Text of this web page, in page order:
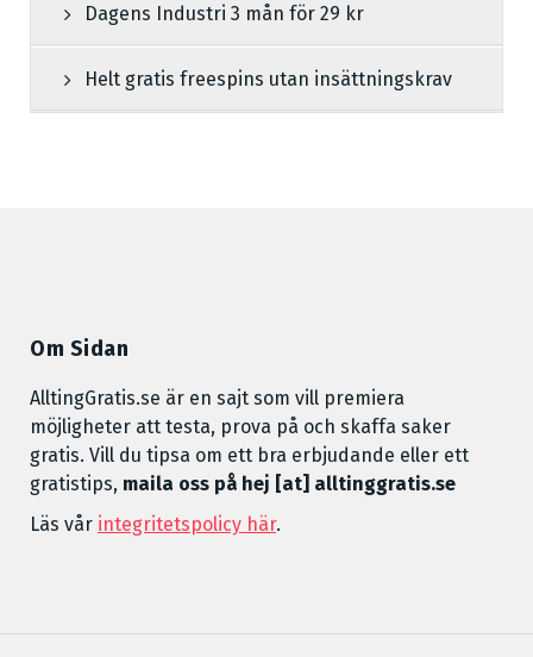
Dagens Industri 3 mån för 29 kr
Helt gratis freespins utan insättningskrav
Om Sidan
AlltingGratis.se är en sajt som vill premiera
möjligheter att testa, prova på och skaffa saker
gratis. Vill du tipsa om ett bra erbjudande eller ett
gratistips, maila oss på hej [at] alltinggratis.se
Läs vår integritetspolicy här.